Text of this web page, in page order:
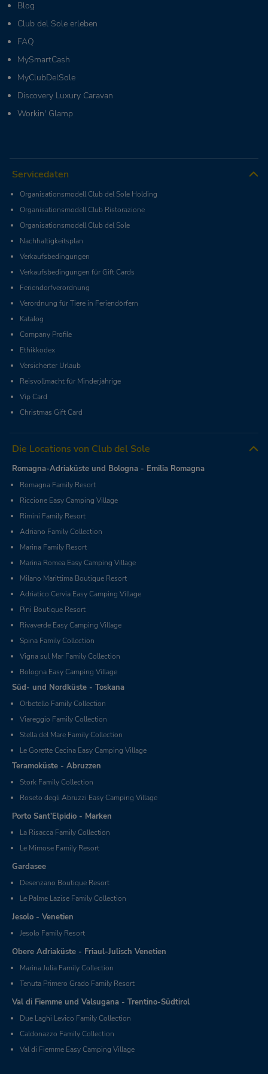
Blog
Club del Sole erleben
FAQ
MySmartCash
MyClubDelSole
Discovery Luxury Caravan
Workin' Glamp
Servicedaten
Organisationsmodell Club del Sole Holding
Organisationsmodell Club Ristorazione
Organisationsmodell Club del Sole
Nachhaltigkeitsplan
Verkaufsbedingungen
Verkaufsbedingungen für Gift Cards
Feriendorfverordnung
Verordnung für Tiere in Feriendörfern
Katalog
Company Profile
Ethikkodex
Versicherter Urlaub
Reisvollmacht für Minderjährige
Vip Card
Christmas Gift Card
Die Locations von Club del Sole
Romagna-Adriaküste und Bologna - Emilia Romagna
Romagna Family Resort
Riccione Easy Camping Village
Rimini Family Resort
Adriano Family Collection
Marina Family Resort
Marina Romea Easy Camping Village
Milano Marittima Boutique Resort
Adriatico Cervia Easy Camping Village
Pini Boutique Resort
Rivaverde Easy Camping Village
Spina Family Collection
Vigna sul Mar Family Collection
Bologna Easy Camping Village
Süd- und Nordküste - Toskana
Orbetello Family Collection
Viareggio Family Collection
Stella del Mare Family Collection
Le Gorette Cecina Easy Camping Village
Teramoküste - Abruzzen
Stork Family Collection
Roseto degli Abruzzi Easy Camping Village
Porto Sant’Elpidio - Marken
La Risacca Family Collection
Le Mimose Family Resort
Gardasee
Desenzano Boutique Resort
Le Palme Lazise Family Collection
Jesolo - Venetien
Jesolo Family Resort
Obere Adriaküste - Friaul-Julisch Venetien
Marina Julia Family Collection
Tenuta Primero Grado Family Resort
Val di Fiemme und Valsugana - Trentino-Südtirol
Due Laghi Levico Family Collection
Caldonazzo Family Collection
Val di Fiemme Easy Camping Village